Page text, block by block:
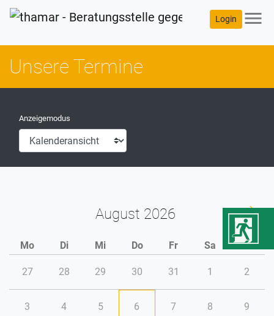
Login menu
Unsere Termine
Anzeigemodus
August
Mo Di Mi Do Fr Sa So
27 28 29 30 31 1 2
3 4 5 6 7 8 9